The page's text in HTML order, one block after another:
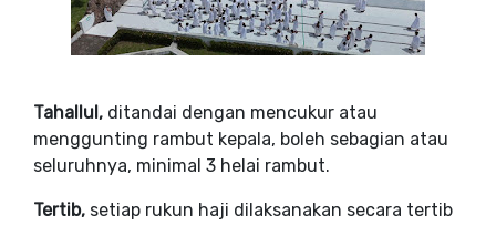
Tahallul, ditandai dengan mencukur atau
menggunting rambut kepala, boleh sebagian atau
seluruhnya, minimal 3 helai rambut.
Tertib, setiap rukun haji dilaksanakan secara tertib